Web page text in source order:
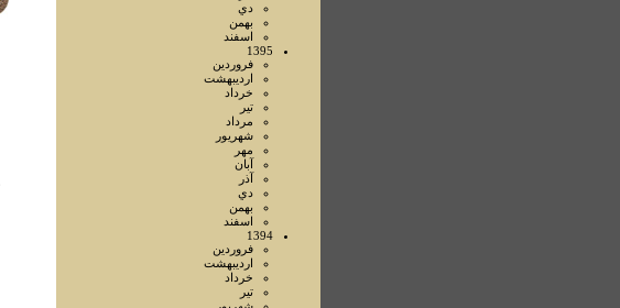
دي
بهمن
اسفند
1395
فروردين
ارديبهشت
خرداد
تير
مرداد
شهريور
مهر
آبان
آذر
دي
بهمن
اسفند
1394
فروردين
ارديبهشت
خرداد
تير